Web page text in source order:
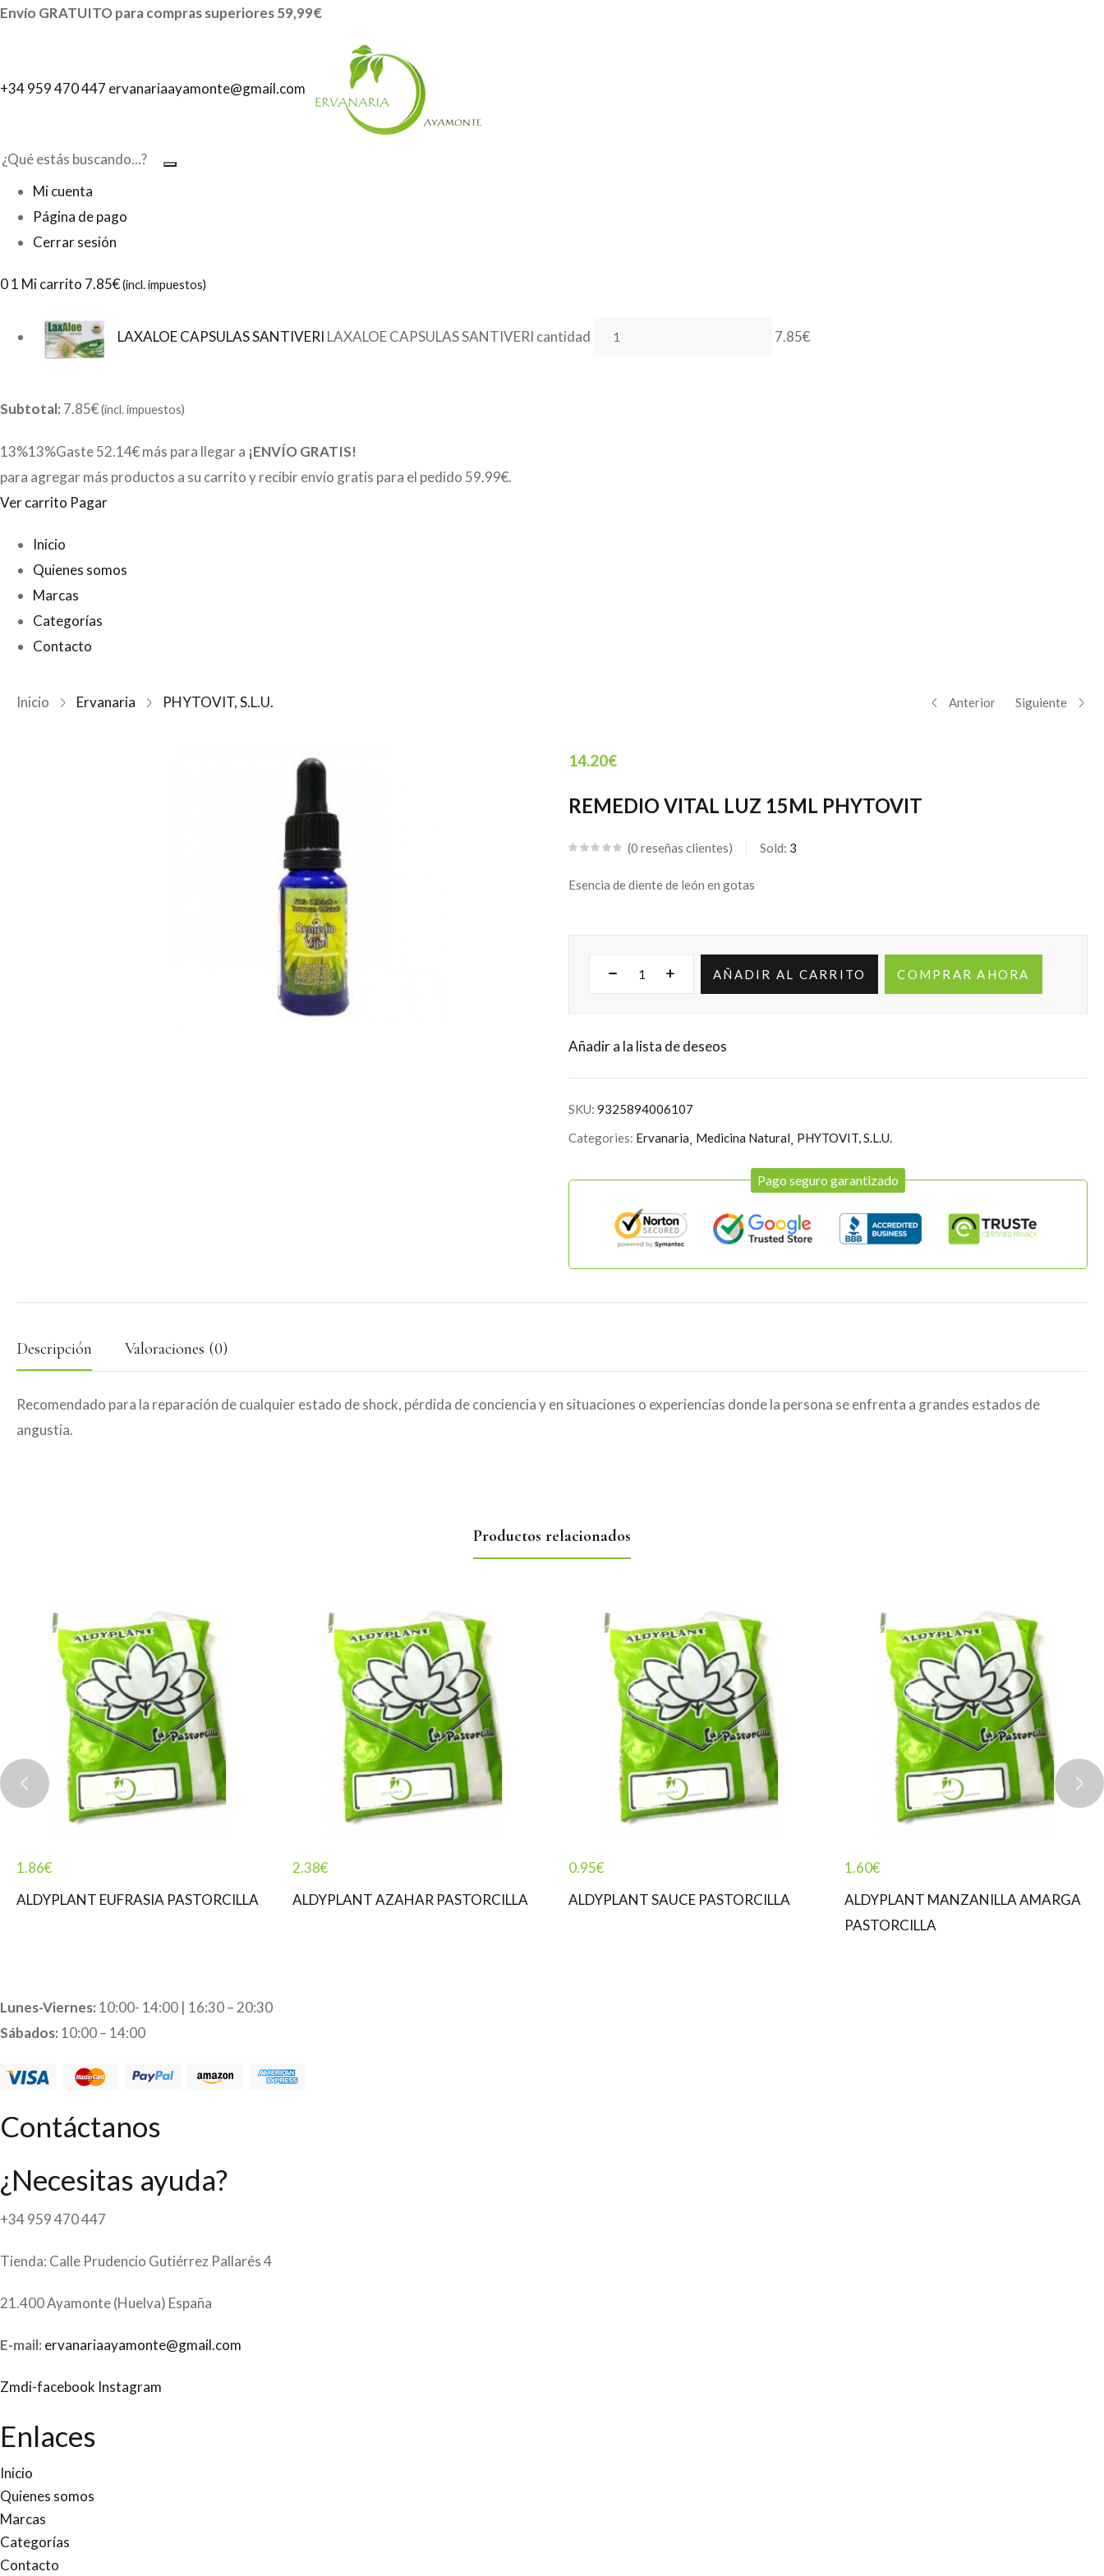
Envío GRATUITO para compras superiores 59,99€
+34 959 470 447 ervanariaayamonte@gmail.com
Mi cuenta
Página de pago
Cerrar sesión
01 Mi carrito 7.85€(incl. impuestos)
LAXALOE CAPSULAS SANTIVERI LAXALOE CAPSULAS SANTIVERI cantidad 7.85€
Subtotal: 7.85€(incl. impuestos)
13%13%Gaste52.14€más para llegar a ¡ENVÍO GRATIS!
para agregar más productos a su carrito y recibir envío gratis para el pedido 59.99€.
Ver carrito Pagar
Inicio
Quienes somos
Marcas
Categorías
Contacto
Inicio Ervanaria PHYTOVIT, S.L.U. Anterior Siguiente
14.20€
REMEDIO VITAL LUZ 15ML PHYTOVIT
0 reseñas clientes Sold: 3
Esencia de diente de león en gotas
AÑADIR AL CARRITO COMPRAR AHORA
Añadir a la lista de deseos
SKU: 9325894006107
Categories: Ervanaria Medicina Natural PHYTOVIT, S.L.U.
Pago seguro garantizado
Descripción Valoraciones (0)
Recomendado para la reparación de cualquier estado de shock, pérdida de conciencia y en situaciones o experiencias donde la persona se enfrenta a grandes estados de
angustia.
Productos relacionados
1.86€
ALDYPLANT EUFRASIA PASTORCILLA
2.38€
ALDYPLANT AZAHAR PASTORCILLA
0.95€
ALDYPLANT SAUCE PASTORCILLA
1.60€
ALDYPLANT MANZANILLA AMARGA
PASTORCILLA
Lunes-Viernes: 10:00- 14:00 | 16:30 – 20:30
Sábados: 10:00 – 14:00
Contáctanos
¿Necesitas ayuda?
+34 959 470 447
Tienda: Calle Prudencio Gutiérrez Pallarés 4
21.400 Ayamonte (Huelva) España
E-mail: ervanariaayamonte@gmail.com
Zmdi-facebook Instagram
Enlaces
Inicio
Quienes somos
Marcas
Categorías
Contacto